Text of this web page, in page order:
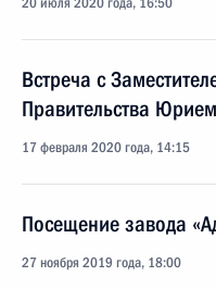
Встреча с
Правительства
17 февраля 2020 года, 14:15
Посещение завода
27 ноября 2019 года, 18:00